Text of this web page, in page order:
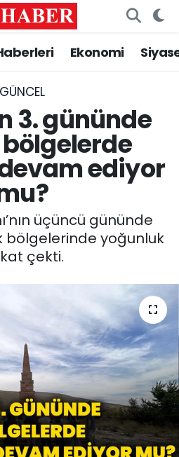
Ekonomi
GÜNCEL
3. gününde
ediyor
üçüncü gününde
bölgelerinde yoğunluk
çekti.
HABERLERİ
ve Fikstür